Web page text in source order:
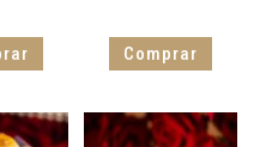
Comprar